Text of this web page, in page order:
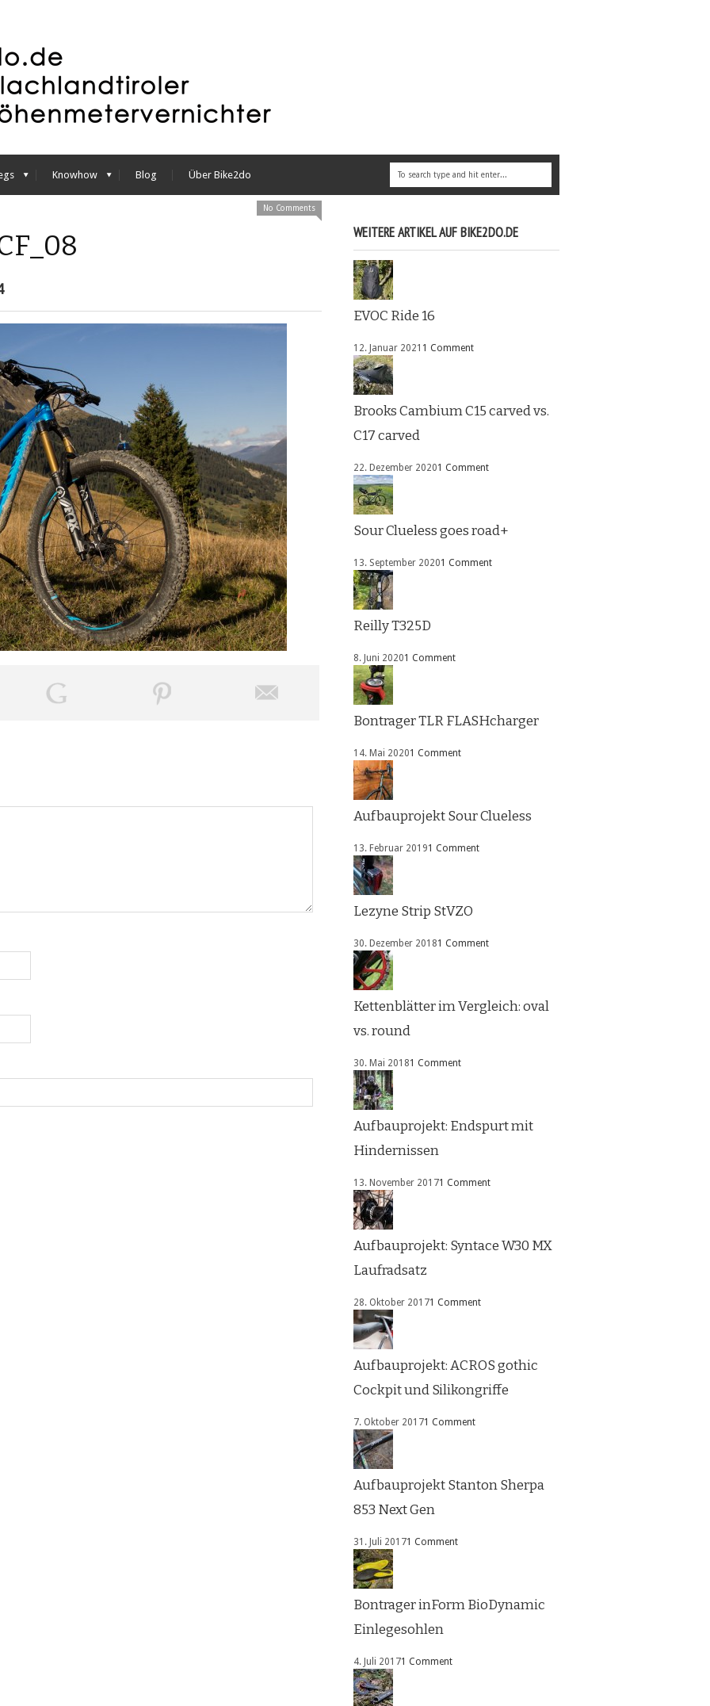
Knowhow Blog Über Bike2do
No Comments
WEITERE ARTIKEL AUF BIKE2DO.DE
EVOC Ride 16
12. Januar 2021 1 Comment
Brooks Cambium C15 carved vs.
C17 carved
22. Dezember 20201 Comment
Sour Clueless goes road+
13. September 20201 Comment
Reilly T325D
8. Juni 20201 Comment
Bontrager TLR FLASHcharger
14. Mai 20201 Comment
Aufbauprojekt Sour Clueless
13. Februar 20191 Comment
Lezyne Strip StVZO
30. Dezember 20181 Comment
Kettenblätter im Vergleich: oval
vs. round
30. Mai 20181 Comment
Aufbauprojekt: Endspurt mit
Hindernissen
13. November 20171 Comment
Aufbauprojekt: Syntace W30 MX
Laufradsatz
28. Oktober 20171 Comment
Aufbauprojekt: ACROS gothic
Cockpit und Silikongriffe
7. Oktober 20171 Comment
Aufbauprojekt Stanton Sherpa
853 Next Gen
31. Juli 20171 Comment
Bontrager inForm BioDynamic
Einlegesohlen
4. Juli 20171 Comment